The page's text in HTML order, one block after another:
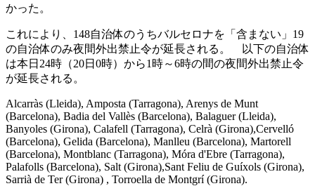
かった。
これにより、148自治体のうちバルセロナを「含まない」19
の自治体のみ夜間外出禁止令が延長される。 以下の自治体
は本日24時（20日0時）から1時～6時の間の夜間外出禁止令
が延長される。
Alcarràs (Lleida), Amposta (Tarragona), Arenys de Munt
(Barcelona), Badia del Vallès (Barcelona), Balaguer (Lleida),
Banyoles (Girona), Calafell (Tarragona), Celrà (Girona),Cervelló
(Barcelona), Gelida (Barcelona), Manlleu (Barcelona), Martorell
(Barcelona), Montblanc (Tarragona), Móra d'Ebre (Tarragona),
Palafolls (Barcelona), Salt (Girona),Sant Feliu de Guíxols (Girona),
Sarrià de Ter (Girona) , Torroella de Montgrí (Girona).